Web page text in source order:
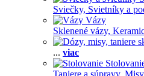
Sviečky, Svietníky a
Vázy
Sklenené vázy,
... viac
Taniere a súpravy,